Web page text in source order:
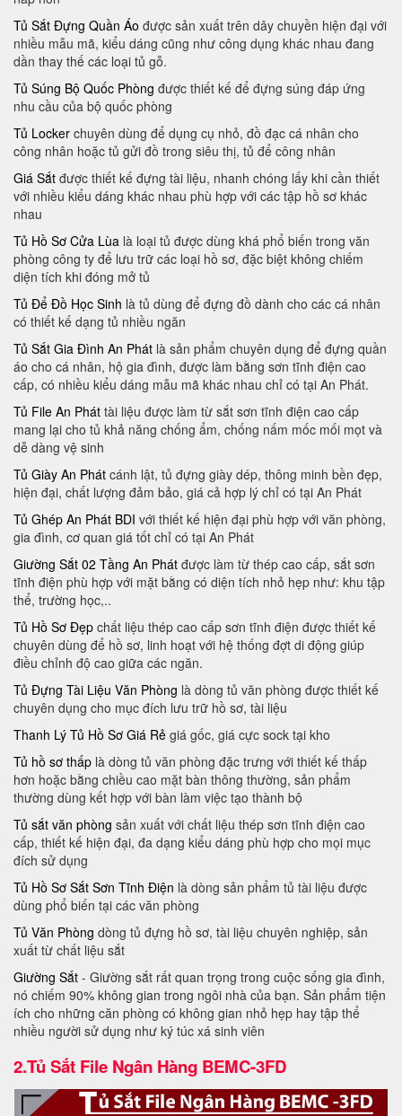
Tủ Sắt Đựng Quần Áo được sản xuất trên dây chuyền hiện đại với
nhiều mẫu mã​, kiểu dáng cũng như công dụng khác nhau đang
dần thay thế các loại tủ gỗ.
Tủ Súng Bộ Quốc Phòng được thiết kế để đựng súng đáp ứng
nhu cầu của bộ quốc phòng
Tủ Locker chuyên dùng để dụng cụ nhỏ, đồ đạc cá nhân cho
công nhân hoặc tủ gửi đồ trong siêu thị, tủ để công nhân
Giá Sắt được thiết kế đựng tài liệu, nhanh chóng lấy khi cần thiết
với nhiều kiểu dáng khác nhau phù hợp với các tập hồ sơ khác
nhau
Tủ Hồ Sơ Cửa Lùa là loại tủ được dùng khá phổ biến trong văn
phòng công ty để lưu trữ các loại hồ sơ, đặc biệt không chiếm
diện tích khi đóng mở tủ
Tủ Để Đồ Học Sinh là tủ dùng để đựng đồ dành cho các cá nhân
có thiết kế dạng tủ nhiều ngăn
Tủ Sắt Gia Đình An Phát là sản phẩm chuyên dụng để đựng quần
áo cho cá nhân, hộ gia đình, được làm bằng sơn tĩnh điện cao
cấp, có nhiều kiểu dáng mẫu mã khác nhau chỉ có tại An Phát.
Tủ File An Phát tài liệu được làm từ sắt sơn tĩnh điện cao cấp
mang lại cho tủ khả năng chống ẩm, chống nấm mốc mối mọt và
dễ dàng vệ sinh
Tủ Giày An Phát cánh lật, tủ đựng giày dép, thông minh bền đẹp,
hiện đại, chất lượng đảm bảo, giá cả hợp lý chỉ có tại An Phát
Tủ Ghép An Phát BDI với thiết kế hiện đại phù hợp với văn phòng,
gia đình, cơ quan giá tốt chỉ có tại An Phát
Giường Sắt 02 Tầng An Phát được làm từ thép cao cấp, sắt sơn
tĩnh điện phù hợp với mặt bằng có diện tích nhỏ hẹp như: khu tập
thể, trường học,..
Tủ Hồ Sơ Đẹp chất liệu thép cao cấp sơn tĩnh điện được thiết kế
chuyên dùng để hồ sơ, linh hoạt với hệ thống đợt di động giúp
điều chỉnh độ cao giữa các ngăn.
Tủ Đựng Tài Liệu Văn Phòng là dòng tủ văn phòng được thiết kế
chuyên dụng cho mục đích lưu trữ hồ sơ, tài liệu
Thanh Lý Tủ Hồ Sơ Giá Rẻ giá gốc, giá cực sock tại kho
Tủ hồ sơ thấp là dòng tủ văn phòng đặc trưng với thiết kế thấp
hơn hoặc bằng chiều cao mặt bàn thông thường, sản phẩm
thường dùng kết hợp với bàn làm việc tạo thành bộ
Tủ sắt văn phòng sản xuất với chất liệu thép sơn tĩnh điện cao
cấp, thiết kế hiện đại, đa dạng kiểu dáng phù hợp cho mọi mục
đích sử dụng
Tủ Hồ Sơ Sắt Sơn Tĩnh Điện là dòng sản phẩm tủ tài liệu được
dùng phổ biến tại các văn phòng
Tủ Văn Phòng dòng tủ đựng hồ sơ, tài liệu chuyên nghiệp, sản
xuất từ chất liệu sắt
Giường Sắt - Giường sắt rất quan trọng trong cuộc sống gia đình,
nó chiếm 90% không gian trong ngôi nhà của bạn. Sản phẩm tiện
ích cho những căn phòng có không gian nhỏ hẹp hay tập thể
nhiều người sử dụng như ký túc xá sinh viên
2.Tủ Sắt File Ngân Hàng BEMC-3FD